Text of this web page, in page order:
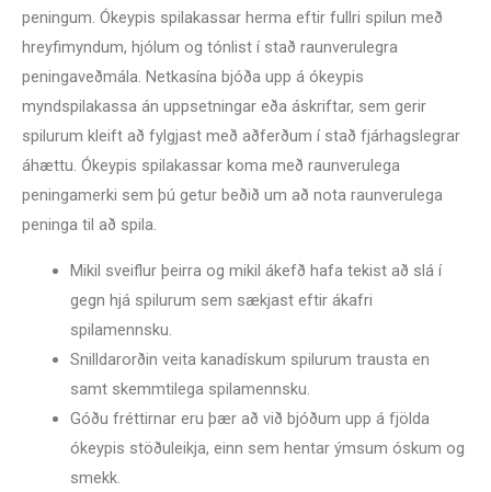
peningum. Ókeypis spilakassar herma eftir fullri spilun með
hreyfimyndum, hjólum og tónlist í stað raunverulegra
peningaveðmála. Netkasína bjóða upp á ókeypis
myndspilakassa án uppsetningar eða áskriftar, sem gerir
spilurum kleift að fylgjast með aðferðum í stað fjárhagslegrar
áhættu. Ókeypis spilakassar koma með raunverulega
peningamerki sem þú getur beðið um að nota raunverulega
peninga til að spila.
Mikil sveiflur þeirra og mikil ákefð hafa tekist að slá í
gegn hjá spilurum sem sækjast eftir ákafri
spilamennsku.
Snilldarorðin veita kanadískum spilurum trausta en
samt skemmtilega spilamennsku.
Góðu fréttirnar eru þær að við bjóðum upp á fjölda
ókeypis stöðuleikja, einn sem hentar ýmsum óskum og
smekk.